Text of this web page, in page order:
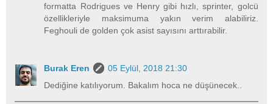
formatta Rodrigues ve Henry gibi hızlı, sprinter, golcü
özellikleriyle maksimuma yakın verim alabiliriz.
Feghouli de golden çok asist sayısını arttırabilir.
Burak Eren
05 Eylül, 2018 21:30
Dediğine katılıyorum. Bakalım hoca ne düşünecek..